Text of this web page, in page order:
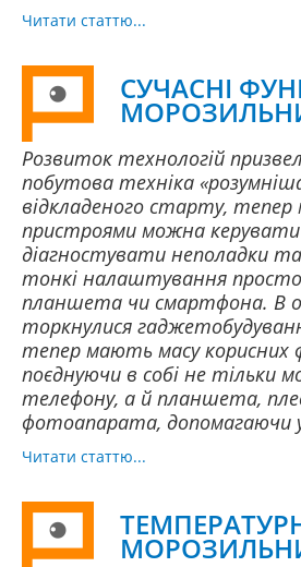
Читати статтю...
СУЧАСНІ
Розвиток технологій
побутова техніка
відкладеного старту, тепер
пристроями можна керувати
діагностувати неполадки
тонкі налаштування просто
планшета чи смартфона. В
торкнулися
тепер мають масу корисних
поєднуючи в собі не тільки
телефону, а й планшета,
фотоапарата, допомагаючи
Читати статтю...